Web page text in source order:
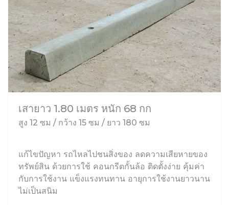
เสายาว 1.80 เมตร หนัก 68 กก
สูง 12 ซม / กว้าง 15 ซม / ยาว 180 ซม
แก้ไขปัญหา รถไหลไปชนสิ่งของ ลดความเสียหายของ
ทรัพย์สิน ด้วยการใช้ คอนกรีตกั้นล้อ ติดตั้งง่าย คุ้มค่า
กับการใช้งาน แข็งแรงทนทาน อายุการใช้งานยาวนาน
ไม่เป็นสนิม